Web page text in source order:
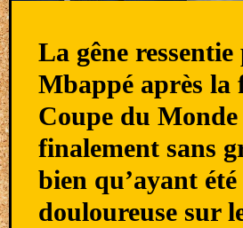
La gêne ressentie
Mbappé après la
Coupe du Monde
finalement sans
bien qu’ayant
douloureuse sur